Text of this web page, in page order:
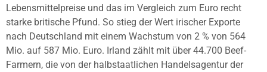
Lebensmittelpreise und das im Vergleich zum Euro recht
starke britische Pfund. So stieg der Wert irischer Exporte
nach Deutschland mit einem Wachstum von 2 % von 564
Mio. auf 587 Mio. Euro. Irland zählt mit über 44.700 Beef-
Farmern, die von der halbstaatlichen Handelsagentur der